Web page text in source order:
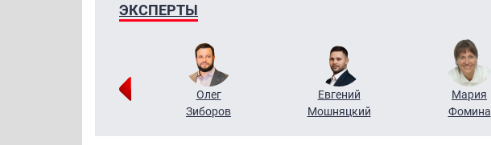
ЭКСПЕРТЫ
Олег
Зиборов
Евгений
Мошняцкий
Мария
Фомина